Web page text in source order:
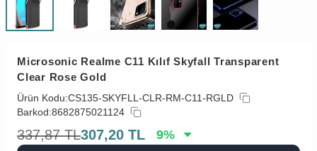
Microsonic Realme C11 Kılıf Skyfall Transparent
Clear Rose Gold
Ürün Kodu:CS135-SKYFLL-CLR-RM-C11-RGLD
Barkod:8682875021124
337,87 TL307,20 TL 9%